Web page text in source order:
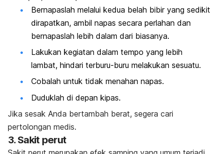
Bernapaslah melalui kedua belah bibir yang sedikit
dirapatkan, ambil napas secara perlahan dan
bernapaslah lebih dalam dari biasanya.
Lakukan kegiatan dalam tempo yang lebih
lambat, hindari terburu-buru melakukan sesuatu.
Cobalah untuk tidak menahan napas.
Duduklah di depan kipas.
Jika sesak Anda bertambah berat, segera cari
pertolongan medis.
3. Sakit perut